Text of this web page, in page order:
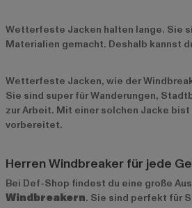
Wetterfeste Jacken halten lange. Sie
Materialien gemacht. Deshalb kannst
Wetterfeste Jacken, wie der
Sie sind super für Wanderungen,
zur Arbeit. Mit einer solchen Jacke
vorbereitet.
Herren Windbreaker für jede
Bei Def-Shop findest du eine große
Windbreakern. Sie sind perfekt für